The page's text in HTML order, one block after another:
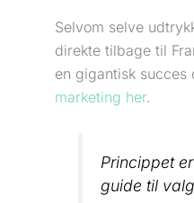
Selvom selve
direkte tilbage til
en gigantisk
marketing her.
Princippet
guide til